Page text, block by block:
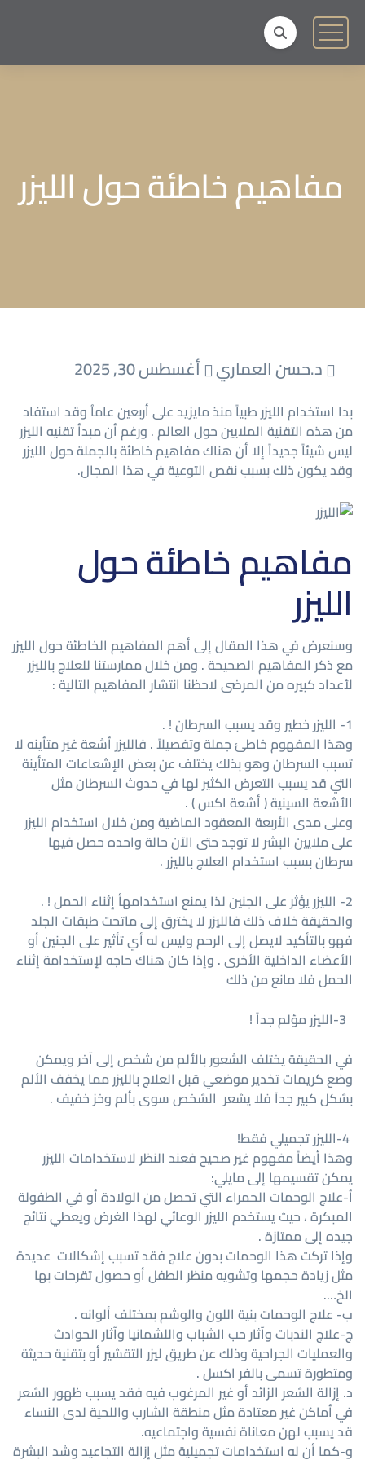
مفاهيم خاطئة حول الليزر
د.حسن العماري أغسطس 30, 2025
بدا استخدام الليزر طبياً منذ مايزيد على أربعين عاماُ وقد استفاد
من هذه التقنية الملايين حول العالم . ورغم أن مبدأ تقنيه الليزر
ليس شيئاً جديداً إلا أن هناك مفاهيم خاطئة بالجملة حول الليزر
وقد يكون ذلك بسبب نقص التوعية في هذا المجال.
مفاهيم خاطئة حول
الليزر
وسنعرض في هذا المقال إلى أهم المفاهيم الخاطئة حول الليزر
مع ذكر المفاهيم الصحيحة . ومن خلال ممارستنا للعلاج بالليزر
لأعداد كبيره من المرضى لاحظنا انتشار المفاهيم التالية :
وهذا المفهوم خاطئ جملة وتفصيلاً . فالليزر أشعة غير متأينه لا
تسبب السرطان وهو بذلك يختلف عن بعض الإشعاعات المتأينة
التي قد يسبب التعرض الكثير لها في حدوث السرطان مثل
الأشعة السينية ( أشعة اكس ) .
وعلى مدى الأربعة المعقود الماضية ومن خلال استخدام الليزر
على ملايين البشر لا توجد حتى الآن حالة واحده حصل فيها
سرطان بسبب استخدام العلاج بالليزر .
والحقيقة خلاف ذلك فالليزر لا يخترق إلى ماتحت طبقات الجلد
فهو بالتأكيد لايصل إلى الرحم وليس له أي تأثير على الجنين أو
الأعضاء الداخلية الأخرى . وإذا كان هناك حاجه لإستخدامة إثناء
الحمل فلا مانع من ذلك
في الحقيقة يختلف الشعور بالألم من شخص إلى آخر ويمكن
وضع كريمات تخدير موضعي قبل العلاج بالليزر مما يخفف الألم
بشكل كبير جداَ فلا يشعر الشخص سوى بألم وخز خفيف .
وهذا أيضاً مفهوم غير صحيح فعند النظر لاستخدامات الليزر
يمكن تقسيمها إلى مايلي:
أ-علاج الوحمات الحمراء التي تحصل من الولادة أو في الطفولة
المبكرة ، حيث يستخدم الليزر الوعائي لهذا الغرض ويعطي نتائج
جيده إلى ممتازة .
وإذا تركت هذا الوحمات بدون علاج فقد تسبب إشكالات عديدة
مثل زيادة حجمها وتشويه منظر الطفل أو حصول تقرحات بها
الخ….
ب- علاج الوحمات بنية اللون والوشم بمختلف ألوانه .
ج-علاج الندبات وآثار حب الشباب واللشمانيا وآثار الحوادث
والعمليات الجراحية وذلك عن طريق ليزر التقشير أو بتقنية حديثة
ومتطورة تسمى بالفر اكسل .
د. إزالة الشعر الزائد أو غير المرغوب فيه فقد يسبب ظهور الشعر
في أماكن غير معتادة مثل منطقة الشارب واللحية لدى النساء
قد يسبب لهن معاناة نفسية واجتماعيه.
و-كما أن له استخدامات تجميلية مثل إزالة التجاعيد وشد البشرة